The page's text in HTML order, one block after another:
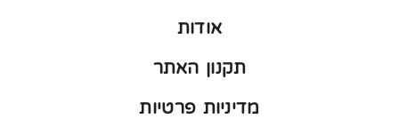
אודות
תקנון האתר
מדיניות פרטיות